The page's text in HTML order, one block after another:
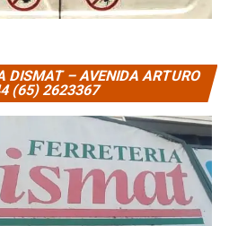
DISMAT – AVENIDA ARTURO
(65) 2623367